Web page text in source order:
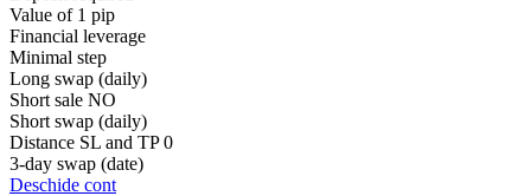
Value of 1 pip
Financial leverage
Minimal step
Long swap (daily)
Short sale NO
Short swap (daily)
Distance SL and TP 0
3-day swap (date)
Deschide cont